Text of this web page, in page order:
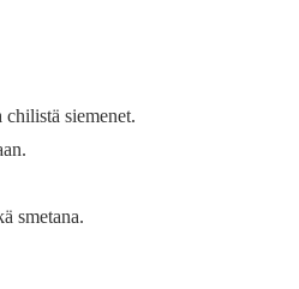
siemenet.
smetana.